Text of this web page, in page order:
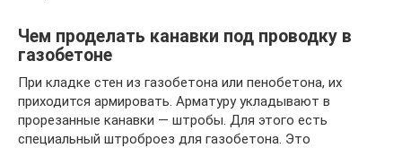
Чем проделать канавки под проводку в
газобетоне
При кладке стен из газобетона или пенобетона, их
приходится армировать. Арматуру укладывают в
прорезанные канавки — штробы. Для этого есть
специальный штроброез для газобетона. Это